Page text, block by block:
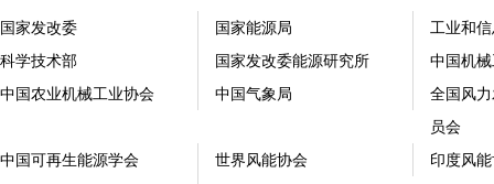
国家发改委 国家能源局
工业和
科学技术部
国家发改委能源研究所
中国机
中国农业机械工业协会
中国气象局
全国风
员会
中国可再生能源学会
世界风能协会 印度风